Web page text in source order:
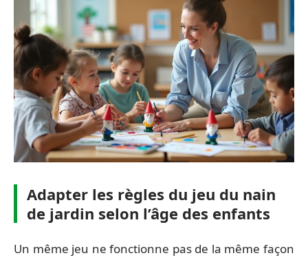
Adapter les règles du jeu du nain
de jardin selon l’âge des enfants
Un même jeu ne fonctionne pas de la même façon